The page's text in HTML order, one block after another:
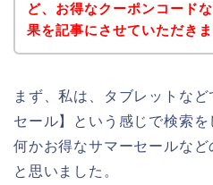
ど、お得なクーポンコード
果を記事にさせていただきま
まず、私は、タブレットな
セール】という感じで検索
何かお得なサマーセールなど
と思いました。